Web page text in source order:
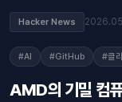
Hacker News
#AI #GitHub #클
AMD의 기밀 컴